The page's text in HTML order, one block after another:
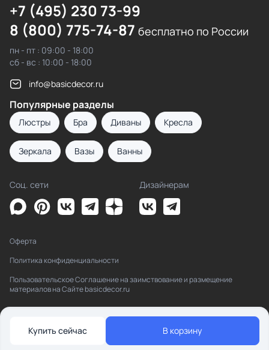
Купить сейчас В корзину
+7 (495) 230 73-99
8 (800) 775-74-87 бесплатно по России
пн - пт : 09:00 - 18:00
сб - вс : 10:00 - 18:00
info@basicdecor.ru
Популярные разделы
Люстры Бра Диваны Кресла
Зеркала Вазы Ванны
Соц. сети Дизайнерам
Оферта
Политика конфиденциальности
Пользовательское Соглашение на заимствование и размещение
материалов на Сайте basicdecor.ru